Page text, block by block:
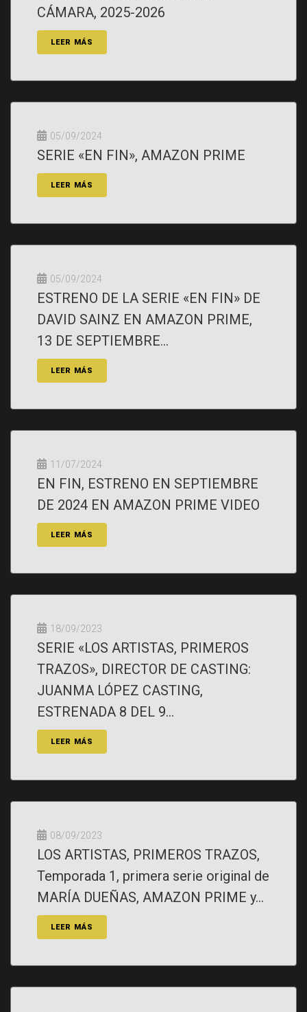
CÁMARA, 2025-2026
LEER MÁS
05/09/2024
SERIE «EN FIN», AMAZON PRIME
LEER MÁS
05/09/2024
ESTRENO DE LA SERIE «EN FIN» DE
DAVID SAINZ EN AMAZON PRIME,
13 DE SEPTIEMBRE...
LEER MÁS
11/07/2024
EN FIN, ESTRENO EN SEPTIEMBRE
DE 2024 EN AMAZON PRIME VIDEO
LEER MÁS
18/09/2023
SERIE «LOS ARTISTAS, PRIMEROS
TRAZOS», DIRECTOR DE CASTING:
JUANMA LÓPEZ CASTING,
ESTRENADA 8 DEL 9...
LEER MÁS
08/09/2023
LOS ARTISTAS, PRIMEROS TRAZOS,
Temporada 1, primera serie original de
MARÍA DUEÑAS, AMAZON PRIME y...
LEER MÁS